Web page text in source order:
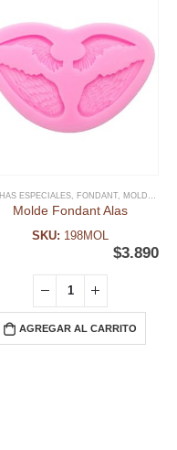
ESPECIALES,NAVIDAD,PAN DE PASCUA
ESPECIALES, FONDANT, MOLDE FONDANT
Molde Fondant Alas
SKU: 198MOL
$3.890
AGREGAR AL CARRITO